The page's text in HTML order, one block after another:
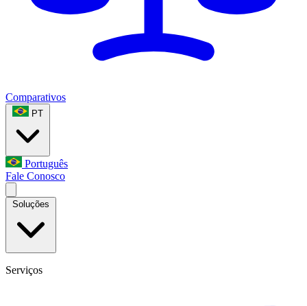
Comparativos
PT
Português
Fale Conosco
Soluções
Serviços